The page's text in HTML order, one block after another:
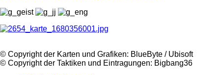
©️ Copyright der Karten und Grafiken: BlueByte / Ubisoft
©️ Copyright der Taktiken und Eintragungen: Bigbang36